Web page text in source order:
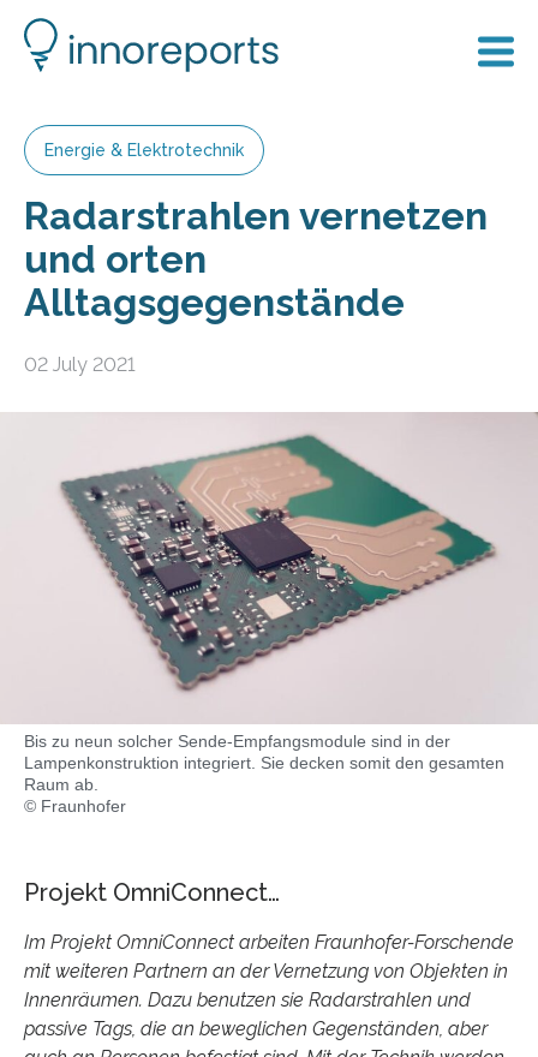
Energie & Elektrotechnik
Radarstrahlen vernetzen
und orten
Alltagsgegenstände
02 July 2021
Bis zu neun solcher Sende-Empfangsmodule sind in der
Lampenkonstruktion integriert. Sie decken somit den gesamten
Raum ab.
© Fraunhofer
Projekt OmniConnect…
Im Projekt OmniConnect arbeiten Fraunhofer-Forschende
mit weiteren Partnern an der Vernetzung von Objekten in
Innenräumen. Dazu benutzen sie Radarstrahlen und
passive Tags, die an beweglichen Gegenständen, aber